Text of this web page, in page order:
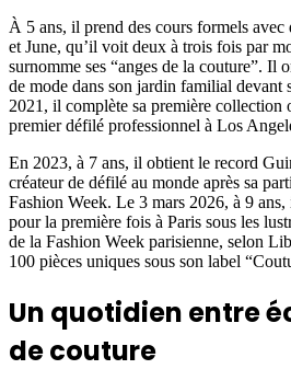
À 5 ans, il prend des cours formels avec
et June, qu’il voit deux à trois fois par
surnomme ses “anges de la couture”. Il
de mode dans son jardin familial devant
2021, il complète sa première collection
premier défilé professionnel à Los
En 2023, à 7 ans, il obtient le record
créateur de défilé au monde après sa
Fashion Week. Le 3 mars 2026, à 9
pour la première fois à Paris sous les
de la Fashion Week parisienne, selon
100 pièces uniques sous son label
Un quotidien entre
de couture